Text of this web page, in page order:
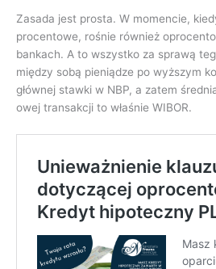
Zasada jest prosta. W momencie,
procentowe, rośnie również
bankach. A to wszystko za sprawą
między sobą pieniądze po wyższym
głównej stawki w NBP, a zatem
owej transakcji to właśnie WIBOR.